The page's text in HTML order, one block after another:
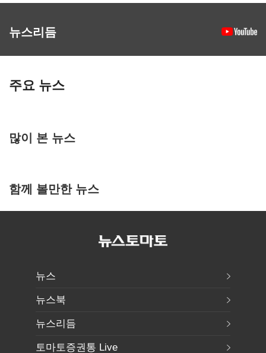
뉴스리듬
주요 뉴스
많이 본 뉴스
함께 볼만한 뉴스
뉴스
뉴스북
뉴스리듬
토마토증권통 Live